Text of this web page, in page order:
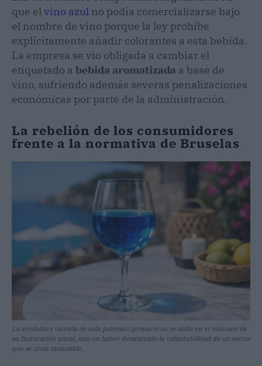
que elvino azul no podía comercializarse bajo
el nombre de vino porque la ley prohíbe
explícitamente añadir colorantes a esta bebida.
La empresa se vio obligada a cambiar el
etiquetado a bebida aromatizada a base de
vino, sufriendo además severas penalizaciones
económicas por parte de la administración.
La rebelión de los consumidores
frente a la normativa de Bruselas
La verdadera victoria de este polémico proyecto no se mide en el volumen de
su facturación anual, sino en haber demostrado la vulnerabilidad de un sector
que se creía inmutable.